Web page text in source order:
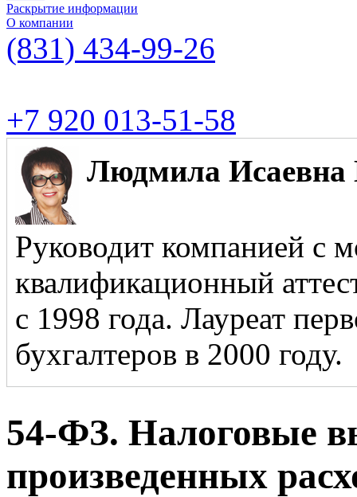
Раскрытие информации
О компании
(831) 434-99-26
+7 920 013-51-58
Людмила Исаевна
Руководит компанией с
квалификационный
с 1998 года. Лауреат
бухгалтеров в 2000 году.
54-ФЗ. Налоговые
произведенных